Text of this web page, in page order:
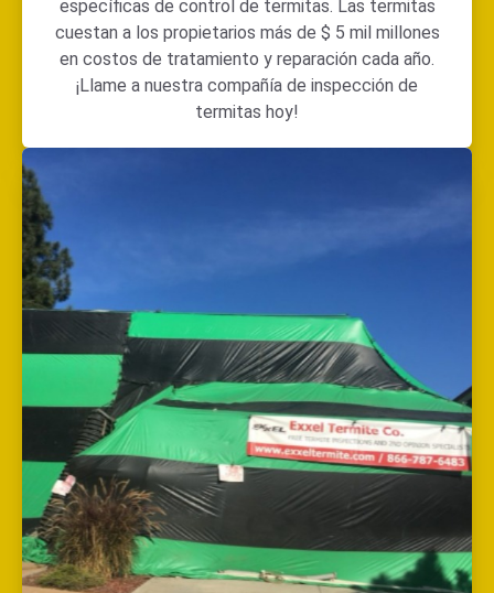
específicas de control de termitas. Las termitas
cuestan a los propietarios más de $ 5 mil millones
en costos de tratamiento y reparación cada año.
¡Llame a nuestra compañía de inspección de
termitas hoy!